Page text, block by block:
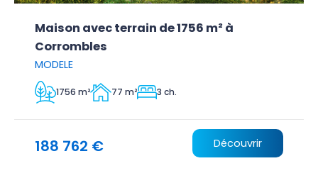
Maison avec terrain de 1756 m² à
Corrombles
MODELE
1756 m² 77 m² 3 ch.
188 762 € Découvrir